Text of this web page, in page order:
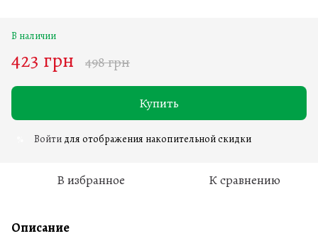
В наличии
423 грн 498 грн
Купить
Войти для отображения накопительной скидки
В избранное К сравнению
Описание